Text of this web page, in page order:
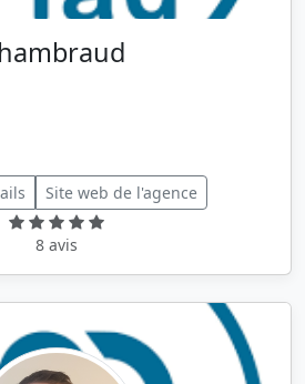
Site web de l'agence
8 avis